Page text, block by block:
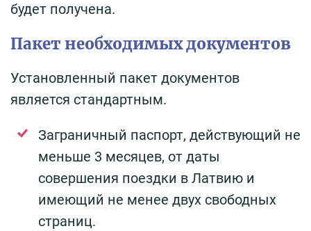
будет получена.
Пакет необходимых документов
Установленный пакет документов
является стандартным.
Заграничный паспорт, действующий не
меньше 3 месяцев, от даты
совершения поездки в Латвию и
имеющий не менее двух свободных
страниц.